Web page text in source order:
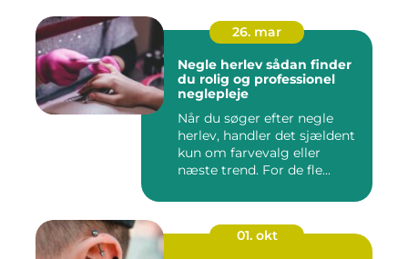
26. mar
Negle herlev sådan finder
du rolig og professionel
neglepleje
Når du søger efter negle
herlev, handler det sjældent
kun om farvevalg eller
næste trend. For de fle...
01. okt